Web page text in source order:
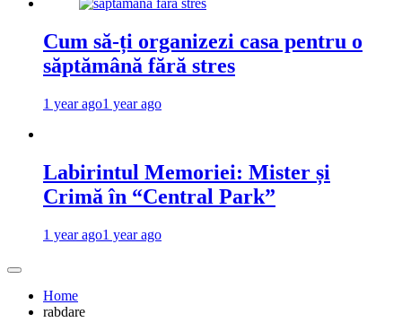
Cum să-ți organizezi casa pentru o
săptămână fără stres
1 year ago1 year ago
Labirintul Memoriei: Mister și
Crimă în “Central Park”
1 year ago1 year ago
Home
rabdare